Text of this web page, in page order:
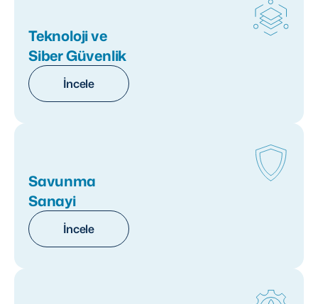
Teknoloji ve
Siber Güvenlik
İncele
Savunma
Sanayi
İncele